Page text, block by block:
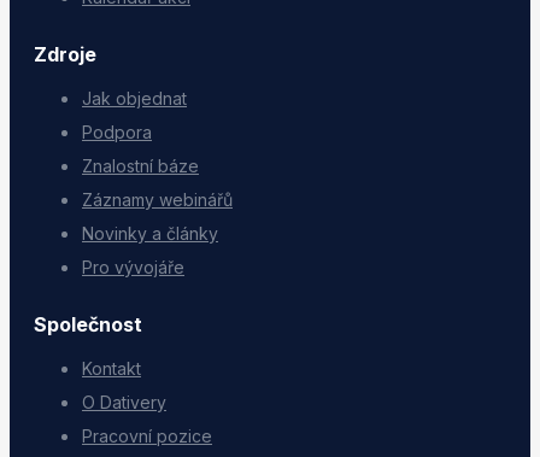
Zdroje
Jak objednat
Podpora
Znalostní báze
Záznamy webinářů
Novinky a články
Pro vývojáře
Společnost
Kontakt
O Dativery
Pracovní pozice